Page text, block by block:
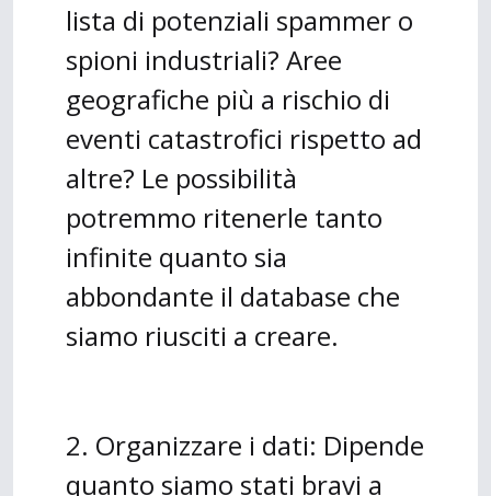
lista di potenziali spammer o
spioni industriali? Aree
geografiche più a rischio di
eventi catastrofici rispetto ad
altre? Le possibilità
potremmo ritenerle tanto
infinite quanto sia
abbondante il database che
siamo riusciti a creare.
2. Organizzare i dati: Dipende
quanto siamo stati bravi a